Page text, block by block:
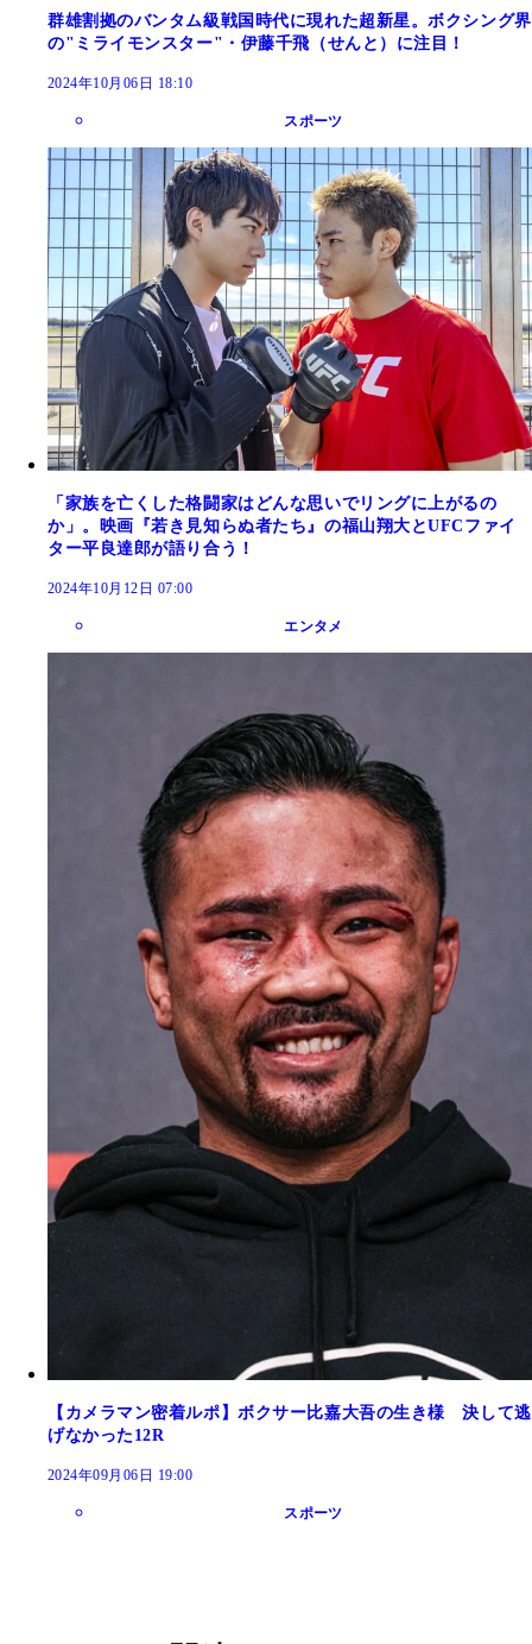
群雄割拠のバンタム級戦国時代に現れた超新星。ボクシング界
の"ミライモンスター"・伊藤千飛（せんと）に注目！
2024年10月06日 18:10
スポーツ
「家族を亡くした格闘家はどんな思いでリングに上がるの
か」。映画『若き見知らぬ者たち』の福山翔大とUFCファイ
ター平良達郎が語り合う！
2024年10月12日 07:00
エンタメ
【カメラマン密着ルポ】ボクサー比嘉大吾の生き様 決して逃
げなかった12R
2024年09月06日 19:00
スポーツ